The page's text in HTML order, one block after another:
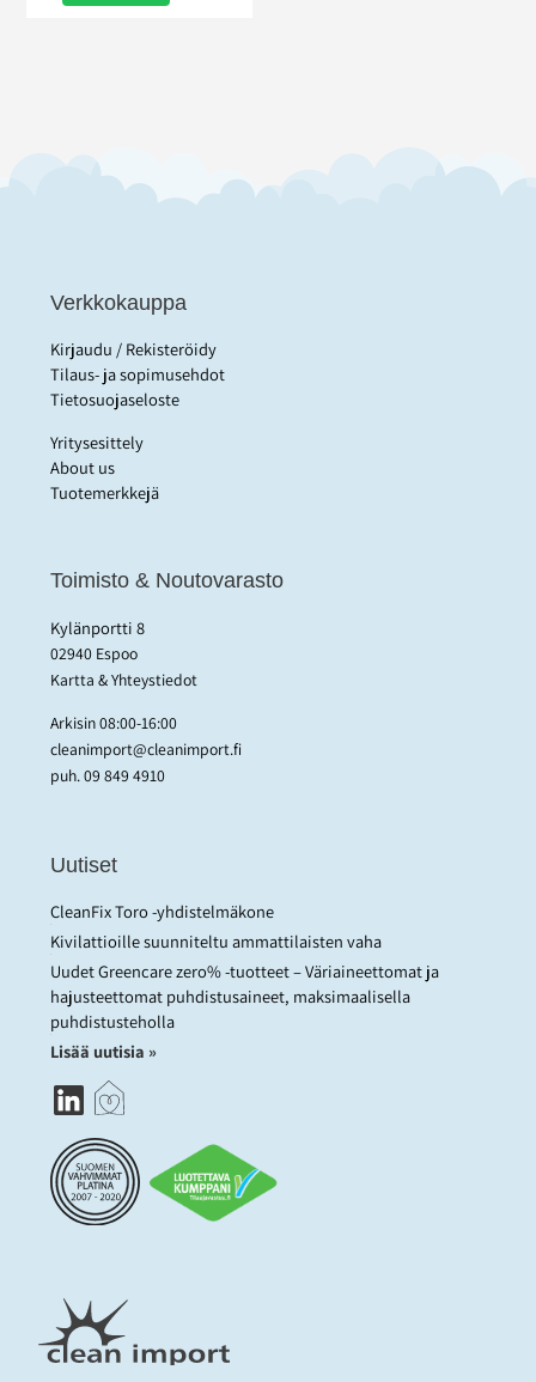
Verkkokauppa
Kirjaudu / Rekisteröidy
Tilaus- ja sopimusehdot
Tietosuojaseloste
Yritysesittely
About us
Tuotemerkkejä
Toimisto & Noutovarasto
Kylänportti 8
02940 Espoo
Kartta & Yhteystiedot
Arkisin 08:00-16:00
cleanimport@cleanimport.fi
puh.09 849 4910
Uutiset
CleanFix Toro -yhdistelmäkone
Kivilattioille suunniteltu ammattilaisten vaha
Uudet Greencare zero% -tuotteet – Väriaineettomat ja
hajusteettomat puhdistusaineet, maksimaalisella
puhdistusteholla
Lisää uutisia »